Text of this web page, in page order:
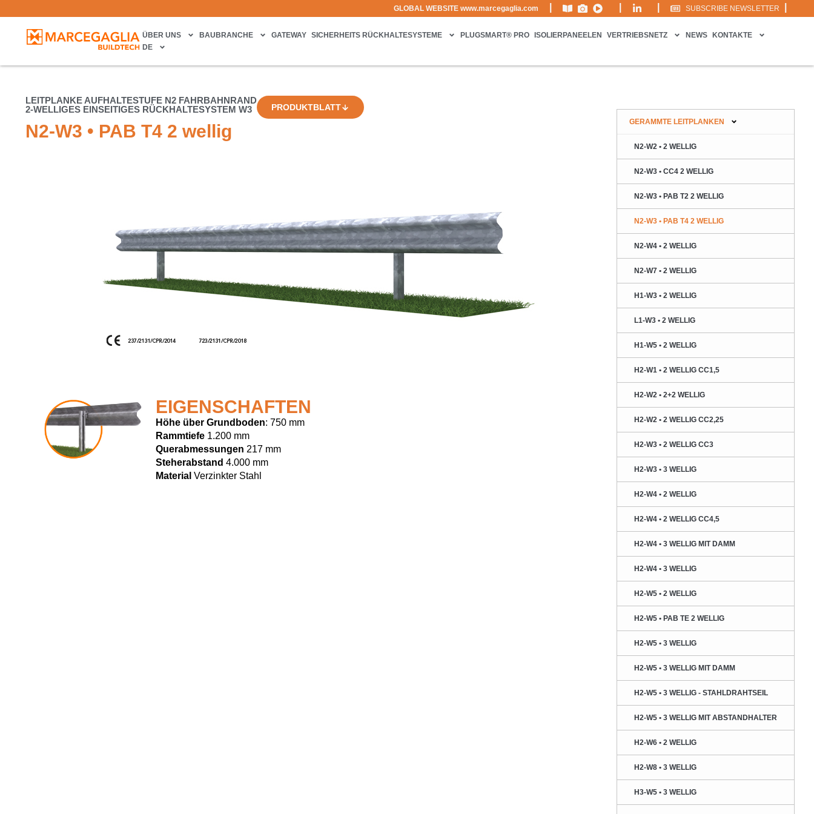
GLOBAL WEBSITE www.marcegaglia.com SUBSCRIBE NEWSLETTER
ÜBER UNS BAUBRANCHE GATEWAY SICHERHEITS RÜCKHALTESYSTEME PLUGSMART® PRO ISOLIERPANEELEN VERTRIEBSNETZ NEWS
KONTAKTE
DE
LEITPLANKE AUFHALTESTUFE N2 FAHRBAHNRAND
2-WELLIGES EINSEITIGES RÜCKHALTESYSTEM W3
PRODUKTBLATT
N2-W3 • PAB T4 2 wellig
EIGENSCHAFTEN
Höhe über Grundboden: 750 mm
Rammtiefe 1.200 mm
Querabmessungen 217 mm
Steherabstand 4.000 mm
Material Verzinkter Stahl
GERAMMTE LEITPLANKEN
N2-W2 • 2 WELLIG
N2-W3 • CC4 2 WELLIG
N2-W3 • PAB T2 2 WELLIG
N2-W3 • PAB T4 2 WELLIG
N2-W4 • 2 WELLIG
N2-W7 • 2 WELLIG
H1-W3 • 2 WELLIG
L1-W3 • 2 WELLIG
H1-W5 • 2 WELLIG
H2-W1 • 2 WELLIG CC1,5
H2-W2 • 2+2 WELLIG
H2-W2 • 2 WELLIG CC2,25
H2-W3 • 2 WELLIG CC3
H2-W3 • 3 WELLIG
H2-W4 • 2 WELLIG
H2-W4 • 2 WELLIG CC4,5
H2-W4 • 3 WELLIG MIT DAMM
H2-W4 • 3 WELLIG
H2-W5 • 2 WELLIG
H2-W5 • PAB TE 2 WELLIG
H2-W5 • 3 WELLIG
H2-W5 • 3 WELLIG MIT DAMM
H2-W5 • 3 WELLIG - STAHLDRAHTSEIL
H2-W5 • 3 WELLIG MIT ABSTANDHALTER
H2-W6 • 2 WELLIG
H2-W8 • 3 WELLIG
H3-W5 • 3 WELLIG